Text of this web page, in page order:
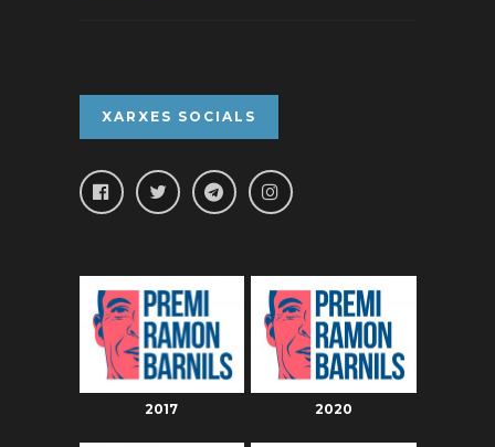
XARXES SOCIALS
2017 2020